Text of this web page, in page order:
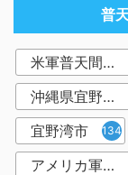
普
米軍普天間飛行場
沖縄県宜野湾市
宜野湾市 134
アメリカ軍普天間基地